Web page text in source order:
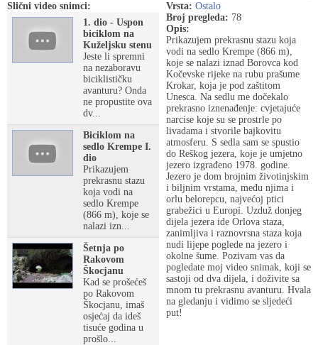
Slični video snimci:
1. dio - Uspon
biciklom na
Kuželjsku stenu
Jeste li spremni
na nezaboravu
biciklističku
avanturu? Onda
ne propustite ova
dv...
Biciklom na
sedlo Krempe I.
dio
Prikazujem
prekrasnu stazu
koja vodi na
sedlo Krempe
(866 m), koje se
nalazi izn...
Šetnja po
Rakovom
Škocjanu
Kad se prošećeš
po Rakovom
Škocjanu, imaš
osjećaj da ideš
tisuće godina u
prošlo...
Vrsta: Ostalo
Broj pregleda: 78
Opis:
Prikazujem prekrasnu stazu koja
vodi na sedlo Krempe (866 m),
koje se nalazi iznad Borovca kod
Kočevske rijeke na rubu prašume
Krokar, koja je pod zaštitom
Unesca. Na sedlu me dočekalo
prekrasno iznenađenje: cvjetajuće
narcise koje su se prostrle po
livadama i stvorile bajkovitu
atmosferu. S sedla sam se spustio
do Reškog jezera, koje je umjetno
jezero izgrađeno 1978. godine.
Jezero je dom brojnim životinjskim
i biljnim vrstama, među njima i
orlu belorepcu, najvećoj ptici
grabežici u Europi. Uzduž donjeg
dijela jezera ide Orlova staza,
zanimljiva i raznovrsna staza koja
nudi lijepe poglede na jezero i
okolne šume. Pozivam vas da
pogledate moj video snimak, koji se
sastoji od dva dijela, i doživite sa
mnom tu prekrasnu avanturu. Hvala
na gledanju i vidimo se sljedeći
put!